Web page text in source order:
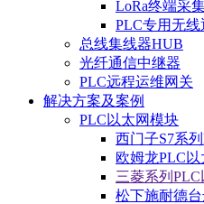
LoRa终端采
PLC专用无
总线集线器HUB
光纤通信中继器
PLC远程运维网关
解决方案及案例
PLC以太网模块
西门子S7系
欧姆龙PLC
三菱系列
松下施耐德